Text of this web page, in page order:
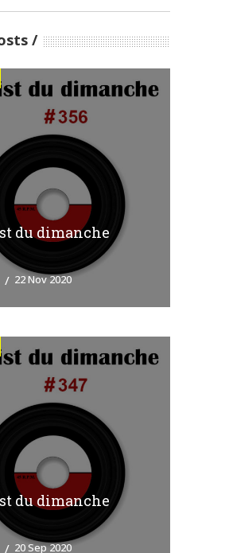
du dimanche
22 Nov 2020
du dimanche
20 Sep 2020